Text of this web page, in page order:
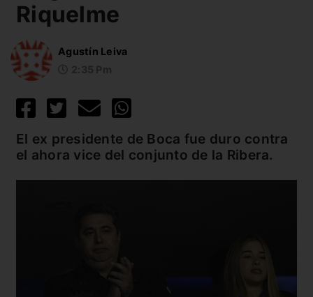
Riquelme
Agustín Leiva
El ex presidente de Boca fue duro contra
el ahora vice del conjunto de la Ribera.